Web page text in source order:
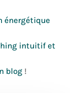
énergétique
intuitif et
blog !